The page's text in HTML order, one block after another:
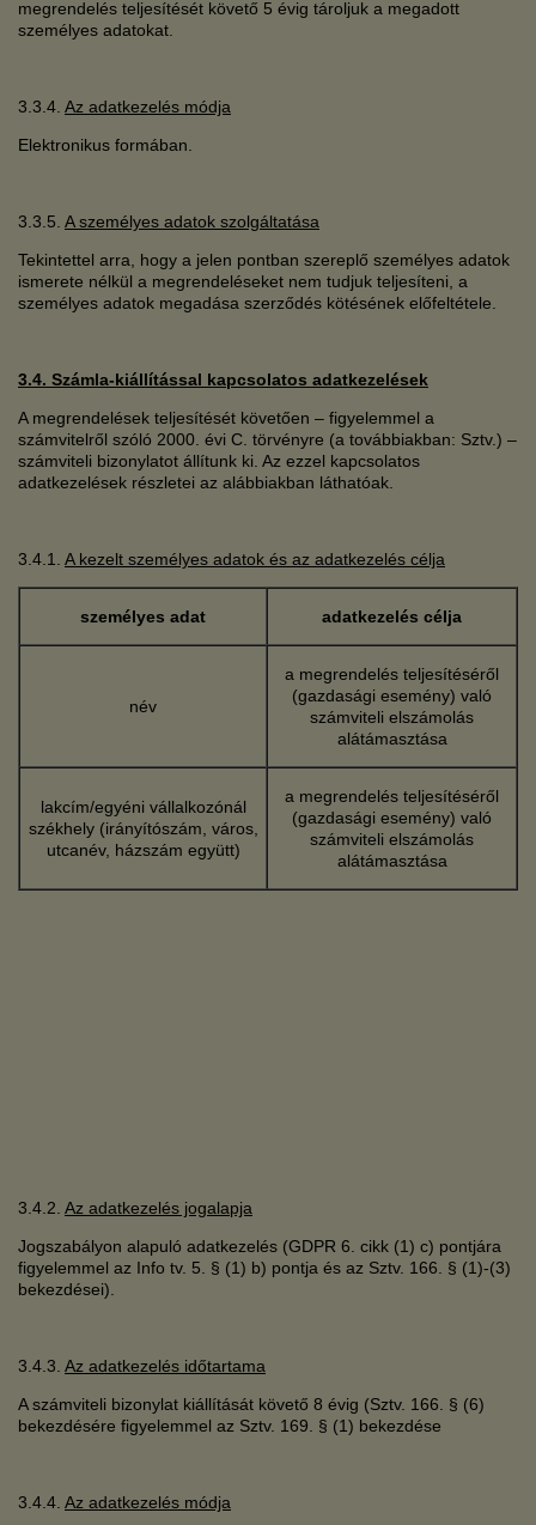
megrendelés teljesítését követő 5 évig tároljuk a megadott
személyes adatokat.
3.3.4. Az adatkezelés módja
Elektronikus formában.
3.3.5. A személyes adatok szolgáltatása
Tekintettel arra, hogy a jelen pontban szereplő személyes adatok
ismerete nélkül a megrendeléseket nem tudjuk teljesíteni, a
személyes adatok megadása szerződés kötésének előfeltétele.
3.4. Számla-kiállítással kapcsolatos adatkezelések
A megrendelések teljesítését követően – figyelemmel a
számvitelről szóló 2000. évi C. törvényre (a továbbiakban: Sztv.) –
számviteli bizonylatot állítunk ki. Az ezzel kapcsolatos
adatkezelések részletei az alábbiakban láthatóak.
3.4.1. A kezelt személyes adatok és az adatkezelés célja
személyes adat adatkezelés célja
név
a megrendelés teljesítéséről
(gazdasági esemény) való
számviteli elszámolás
alátámasztása
lakcím/egyéni vállalkozónál
székhely (irányítószám, város,
utcanév, házszám együtt)
a megrendelés teljesítéséről
(gazdasági esemény) való
számviteli elszámolás
alátámasztása
3.4.2. Az adatkezelés jogalapja
Jogszabályon alapuló adatkezelés (GDPR 6. cikk (1) c) pontjára
figyelemmel az Info tv. 5. § (1) b) pontja és az Sztv. 166. § (1)-(3)
bekezdései).
3.4.3. Az adatkezelés időtartama
A számviteli bizonylat kiállítását követő 8 évig (Sztv. 166. § (6)
bekezdésére figyelemmel az Sztv. 169. § (1) bekezdése
3.4.4. Az adatkezelés módja